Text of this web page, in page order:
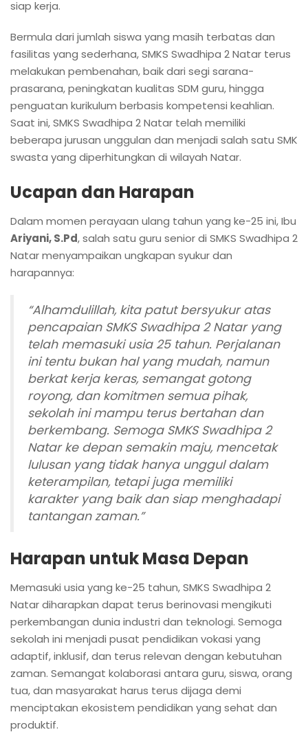
siap kerja.
Bermula dari jumlah siswa yang masih terbatas dan
fasilitas yang sederhana, SMKS Swadhipa 2 Natar terus
melakukan pembenahan, baik dari segi sarana-
prasarana, peningkatan kualitas SDM guru, hingga
penguatan kurikulum berbasis kompetensi keahlian.
Saat ini, SMKS Swadhipa 2 Natar telah memiliki
beberapa jurusan unggulan dan menjadi salah satu SMK
swasta yang diperhitungkan di wilayah Natar.
Ucapan dan Harapan
Dalam momen perayaan ulang tahun yang ke-25 ini, Ibu
Ariyani, S.Pd, salah satu guru senior di SMKS Swadhipa 2
Natar menyampaikan ungkapan syukur dan
harapannya:
“Alhamdulillah, kita patut bersyukur atas
pencapaian SMKS Swadhipa 2 Natar yang
telah memasuki usia 25 tahun. Perjalanan
ini tentu bukan hal yang mudah, namun
berkat kerja keras, semangat gotong
royong, dan komitmen semua pihak,
sekolah ini mampu terus bertahan dan
berkembang. Semoga SMKS Swadhipa 2
Natar ke depan semakin maju, mencetak
lulusan yang tidak hanya unggul dalam
keterampilan, tetapi juga memiliki
karakter yang baik dan siap menghadapi
tantangan zaman.”
Harapan untuk Masa Depan
Memasuki usia yang ke-25 tahun, SMKS Swadhipa 2
Natar diharapkan dapat terus berinovasi mengikuti
perkembangan dunia industri dan teknologi. Semoga
sekolah ini menjadi pusat pendidikan vokasi yang
adaptif, inklusif, dan terus relevan dengan kebutuhan
zaman. Semangat kolaborasi antara guru, siswa, orang
tua, dan masyarakat harus terus dijaga demi
menciptakan ekosistem pendidikan yang sehat dan
produktif.